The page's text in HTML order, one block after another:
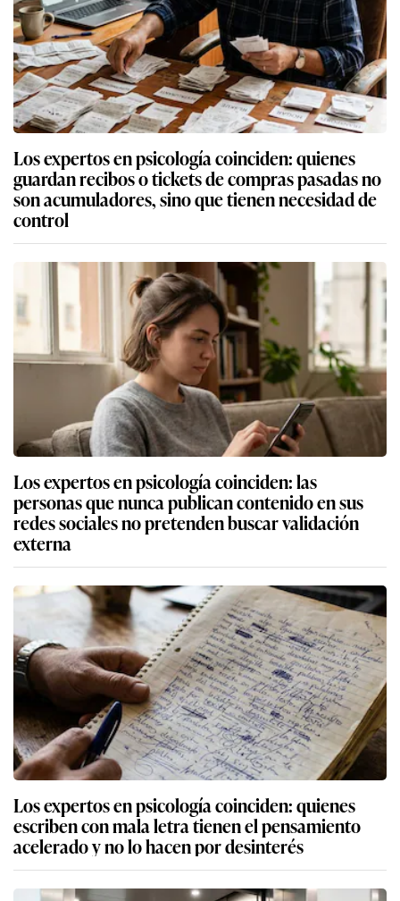
Los expertos en psicología coinciden: quienes
guardan recibos o tickets de compras pasadas no
son acumuladores, sino que tienen necesidad de
control
Los expertos en psicología coinciden: las
personas que nunca publican contenido en sus
redes sociales no pretenden buscar validación
externa
Los expertos en psicología coinciden: quienes
escriben con mala letra tienen el pensamiento
acelerado y no lo hacen por desinterés